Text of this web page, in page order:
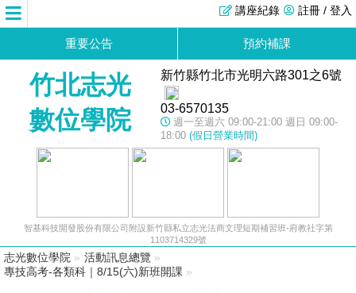
註冊 / 登入
講座紀錄
重要公告 預約補課
竹北志光
數位學院
新竹縣竹北市光明六路301之6號
03-6570135
週一至週六 09:00-21:00 週日 09:00-
18:00 (假日營業時間)
智基科技開發股份有限公司附設新竹縣私立志光法商文理短期補習班-府教社字第
1103714329號
志光數位學院 » 活動訊息總覽 »
專技高考-各類科｜8/15(六)新班開課 »